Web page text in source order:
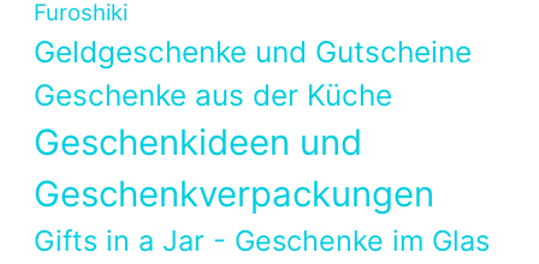
Furoshiki
Geldgeschenke und Gutscheine
Geschenke aus der Küche
Geschenkideen und
Geschenkverpackungen
Gifts in a Jar - Geschenke im Glas